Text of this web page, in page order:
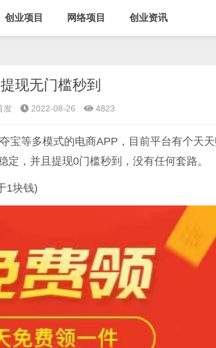
创业项目 网络项目 创业资讯
现无门槛秒到
发 2022-08-26 4823
宝等多模式的电商APP，目前平台有个天
，并且提现0门槛秒到，没有任何套路。
1块钱)